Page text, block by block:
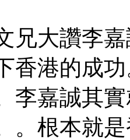
兄大讚李
香港的成
李嘉誠其
。根本就